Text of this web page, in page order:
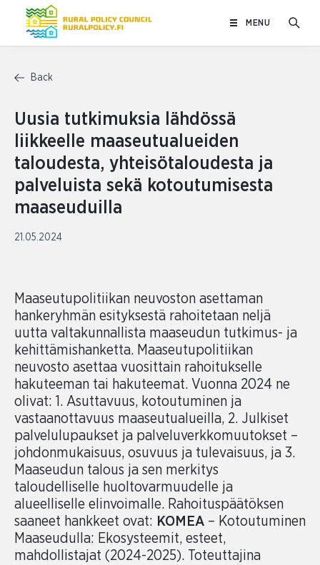
MENU
Back
Uusia tutkimuksia lähdössä
liikkeelle maaseutualueiden
taloudesta, yhteisötaloudesta ja
palveluista sekä kotoutumisesta
maaseuduilla
21.05.2024
Maaseutupolitiikan neuvoston asettaman
hankeryhmän esityksestä rahoitetaan neljä
uutta valtakunnallista maaseudun tutkimus- ja
kehittämishanketta. Maaseutupolitiikan
neuvosto asettaa vuosittain rahoitukselle
hakuteeman tai hakuteemat. Vuonna 2024 ne
olivat: 1. Asuttavuus, kotoutuminen ja
vastaanottavuus maaseutualueilla, 2. Julkiset
palvelulupaukset ja palveluverkkomuutokset –
johdonmukaisuus, osuvuus ja tulevaisuus, ja 3.
Maaseudun talous ja sen merkitys
taloudelliselle huoltovarmuudelle ja
alueelliselle elinvoimalle. Rahoituspäätöksen
saaneet hankkeet ovat: KOMEA – Kotoutuminen
Maaseudulla: Ekosysteemit, esteet,
mahdollistajat (2024-2025). Toteuttajina